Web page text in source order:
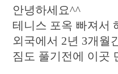
안녕하세요^^
테니스 포옥 빠져서
외국에서 2년 3개월
짐도 풀기전에 이곳